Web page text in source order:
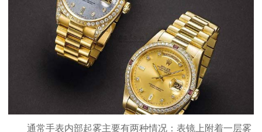
通常手表内部起雾主要有两种情况：表镜上附着一层雾